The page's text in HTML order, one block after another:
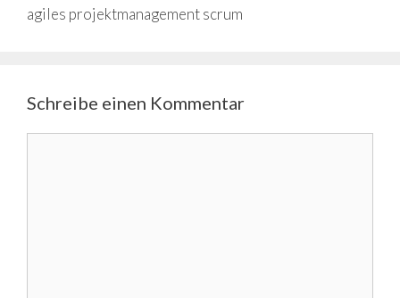
agiles projektmanagement scrum
Schreibe einen Kommentar